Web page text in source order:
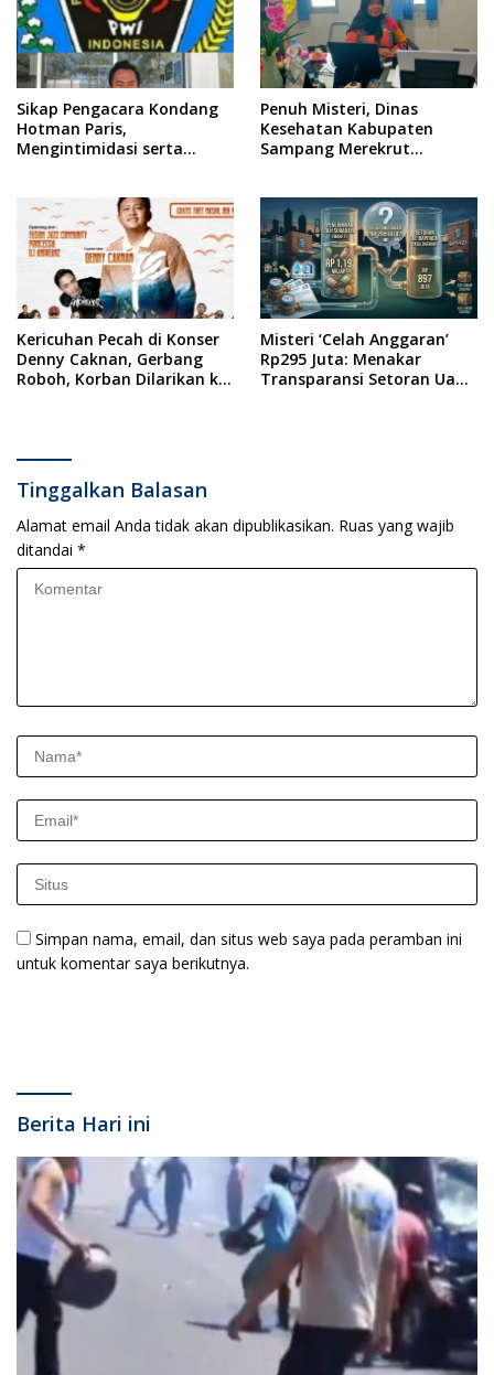
Sikap Pengacara Kondang
Hotman Paris,
Mengintimidasi serta
Sampang Angkat Bicara
Penuh Misteri, Dinas
Kesehatan Kabupaten
Sampang Merekrut
Kericuhan Pecah di Konser
Denny Caknan, Gerbang
Roboh, Korban Dilarikan ke
Misteri ‘Celah Anggaran’
Rp295 Juta: Menakar
Transparansi Setoran Uang
Tinggalkan Balasan
Alamat email Anda tidak akan dipublikasikan. Ruas yang wajib
ditandai *
Simpan nama, email, dan situs web saya pada peramban ini
untuk komentar saya berikutnya.
Berita Hari ini